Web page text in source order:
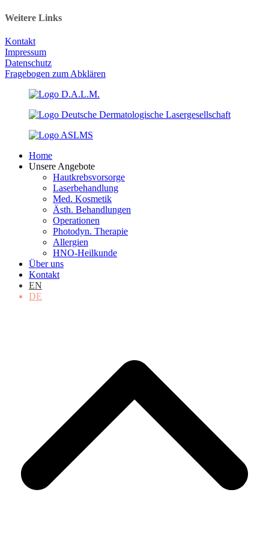
Weitere Links
Kontakt
Impressum
Datenschutz
Fragebogen zum Abklären
Home
Unsere Angebote
Hautkrebsvorsorge
Laserbehandlung
Med. Kosmetik
Ästh. Behandlungen
Operationen
Photodyn. Therapie
Allergien
HNO-Heilkunde
Über uns
Kontakt
EN
DE